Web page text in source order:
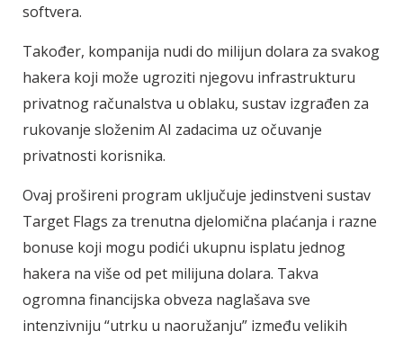
softvera.
Također, kompanija nudi do milijun dolara za svakog
hakera koji može ugroziti njegovu infrastrukturu
privatnog računalstva u oblaku, sustav izgrađen za
rukovanje složenim AI zadacima uz očuvanje
privatnosti korisnika.
Ovaj prošireni program uključuje jedinstveni sustav
Target Flags za trenutna djelomična plaćanja i razne
bonuse koji mogu podići ukupnu isplatu jednog
hakera na više od pet milijuna dolara. Takva
ogromna financijska obveza naglašava sve
intenzivniju “utrku u naoružanju” između velikih